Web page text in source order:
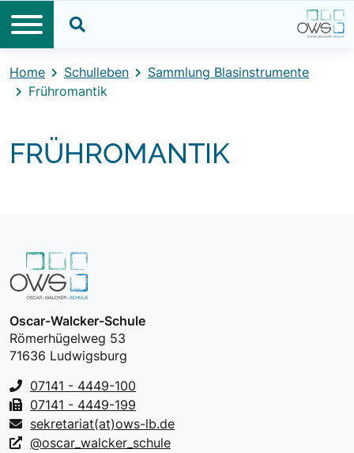
Home Schulleben
Sammlung Blasinstrumente
Frühromantik
FRÜHROMANTIK
Oscar-Walcker-Schule
Römerhügelweg 53
71636 Ludwigsburg
07141 - 4449-100
07141 - 4449-199
sekretariat(at)ows-lb.de
@oscar_walcker_schule